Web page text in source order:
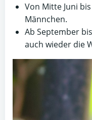
Von Mitte Juni
Männchen.
Ab September
auch wieder die